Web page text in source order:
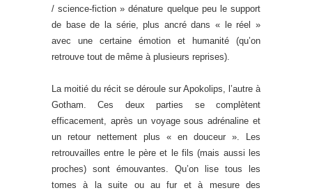
/ science-fiction » dénature quelque peu le support
de base de la série, plus ancré dans « le réel »
avec une certaine émotion et humanité (qu’on
retrouve tout de même à plusieurs reprises).
La moitié du récit se déroule sur Apokolips, l’autre à
Gotham. Ces deux parties se complètent
efficacement, après un voyage sous adrénaline et
un retour nettement plus « en douceur ». Les
retrouvailles entre le père et le fils (mais aussi les
proches) sont émouvantes. Qu’on lise tous les
tomes à la suite ou au fur et à mesure des